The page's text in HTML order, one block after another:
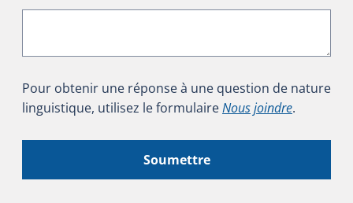
Pour obtenir une réponse à une question de nature
linguistique, utilisez le formulaireNous joindre.
Soumettre